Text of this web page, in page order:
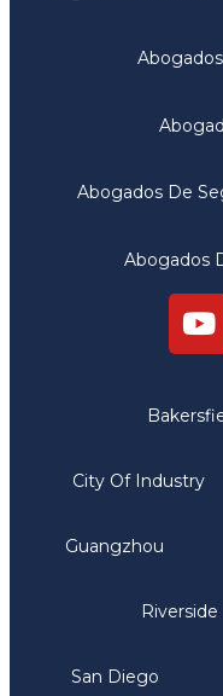
Abogados De
Abogados
City Of Industry
Guangzhou
Riverside
San Diego